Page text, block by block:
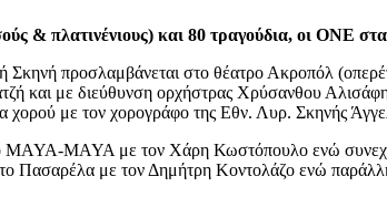
& πλατινένιους) και 80 τραγούδια, οι ΟΝΕ
Σκηνή προσλαμβάνεται στο θέατρο Ακροπόλ
και με διεύθυνση ορχήστρας Χρύσανθου
με τον χορογράφο της Εθν. Λυρ. Σκηνής
MAYA με τον Χάρη Κωστόπουλο ενώ
Πασαρέλα με τον Δημήτρη Κοντολάζο ενώ